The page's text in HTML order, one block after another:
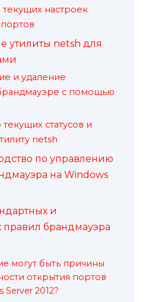
настроек
утилиты netsh для
и удаление
с помощью
статусов и
netsh
по управлению
на Windows
и
правил брандмауэра
могут быть причины
открытия портов
Server 2012?